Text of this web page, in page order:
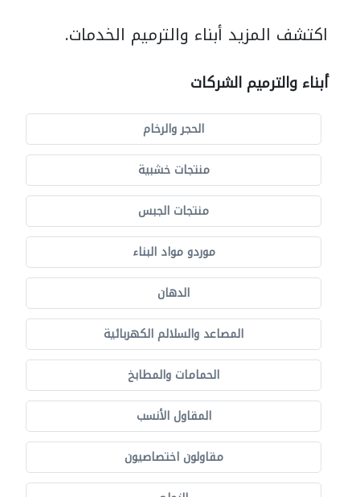
اكتشف المزيد أبناء والترميم الخدمات.
أبناء والترميم الشركات
الحجر والرخام
منتجات خشبية
منتجات الجبس
موردو مواد البناء
الدهان
المصاعد والسلالم الكهربائية
الحمامات والمطابخ
المقاول الأنسب
مقاولون اختصاصيون